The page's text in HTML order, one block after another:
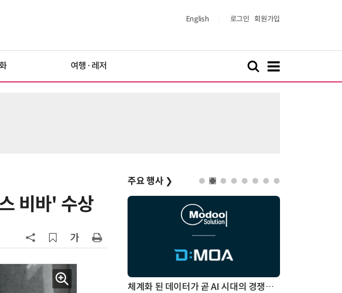
English 로그인 회원가입
여행·레저
비바' 수상
주요 행사 ❯
체계화 된 데이터가 곧 AI 시대의 경쟁력이다